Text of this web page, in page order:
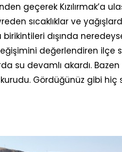
geçerek Kızılırmak’a
sıcaklıklar ve
birikintileri dışında
değerlendiren ilçe
su devamlı akardı.
kurudu. Gördüğünüz gibi